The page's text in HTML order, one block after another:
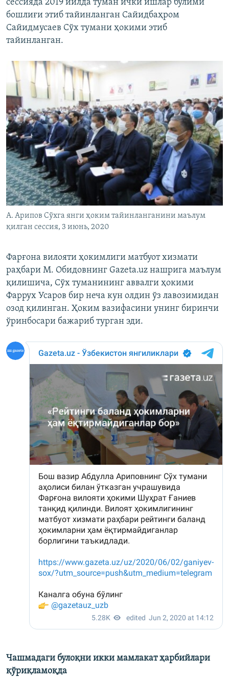
сессияда 2019 йилда туман ички ишлар бўлими
бошлиғи этиб тайинланган Сайидбаҳром
Сайидмусаев Сўх тумани ҳокими этиб
тайинланган.
А. Арипов Сўхга янги ҳоким тайинланганини маълум
қилган сессия, 3 июнь, 2020
Фарғона вилояти ҳокимлиги матбуот хизмати
раҳбари М. Обидовнинг Gazeta.uz нашрига маълум
қилишича, Сўх туманининг аввалги ҳокими
Фаррух Усаров бир неча кун олдин ўз лавозимидан
озод қилинган. Ҳоким вазифасини унинг биринчи
ўринбосари бажариб турган эди.
Чашмадаги булоқни икки мамлакат ҳарбийлари
қўриқламоқда